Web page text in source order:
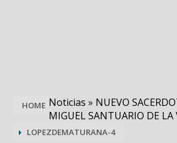
HOME Noticias » NUEVO
MIGUEL SANTUARIO DE LA
LOPEZDEMATURANA-4